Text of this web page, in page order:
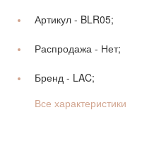
Артикул - BLR05;
Распродажа - Нет;
Бренд - LAC;
Все характеристики